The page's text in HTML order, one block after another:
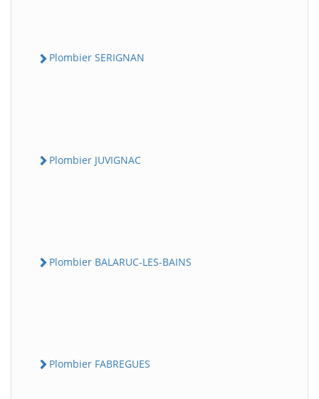
Plombier SERIGNAN
Plombier JUVIGNAC
Plombier BALARUC-LES-BAINS
Plombier FABREGUES